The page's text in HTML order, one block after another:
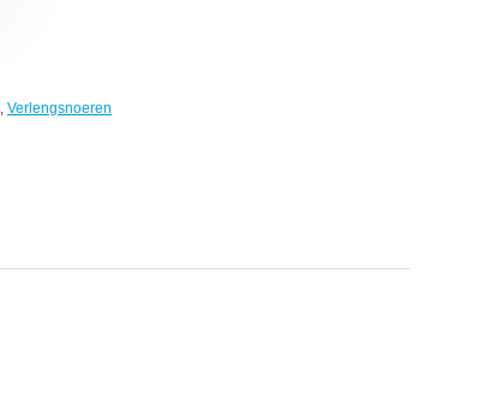
, Verlengsnoeren